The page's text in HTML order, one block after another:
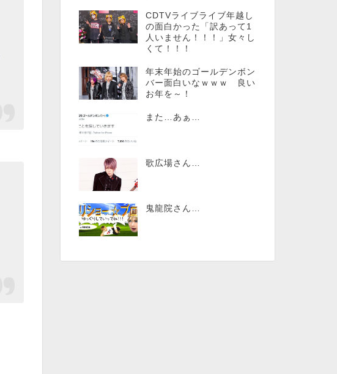
CDTVライブライブ年越し
の面白かった「訳あって1
人いません！！！」女々し
くて！！！
年末年始のゴールデンボン
バー面白いなｗｗｗ 良い
お年を～！
また…あぁ…
歌広場さん…
鬼龍院さん…